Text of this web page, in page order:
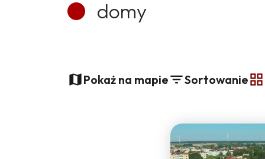
domy
−Pokaż na mapie Sortowanie